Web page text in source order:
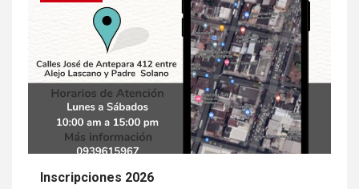
Inscripciones 2026